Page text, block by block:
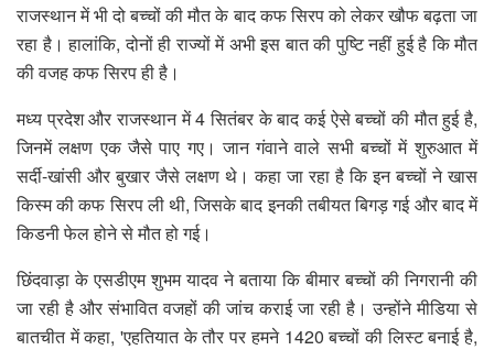
राजस्थान में भी दो बच्चों की मौत के बाद कफ सिरप को लेकर खौफ बढ़ता जा
रहा है। हालांकि, दोनों ही राज्यों में अभी इस बात की पुष्टि नहीं हुई है कि मौत
की वजह कफ सिरप ही है।
मध्य प्रदेश और राजस्थान में 4 सितंबर के बाद कई ऐसे बच्चों की मौत हुई है,
जिनमें लक्षण एक जैसे पाए गए। जान गंवाने वाले सभी बच्चों में शुरुआत में
सर्दी-खांसी और बुखार जैसे लक्षण थे। कहा जा रहा है कि इन बच्चों ने खास
किस्म की कफ सिरप ली थी, जिसके बाद इनकी तबीयत बिगड़ गई और बाद में
किडनी फेल होने से मौत हो गई।
छिंदवाड़ा के एसडीएम शुभम यादव ने बताया कि बीमार बच्चों की निगरानी की
जा रही है और संभावित वजहों की जांच कराई जा रही है। उन्होंने मीडिया से
बातचीत में कहा, 'एहतियात के तौर पर हमने 1420 बच्चों की लिस्ट बनाई है,